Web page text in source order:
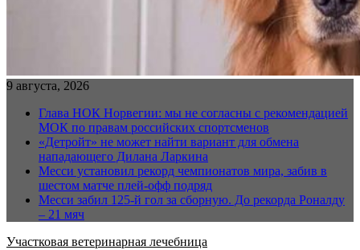
9 августа, 2026
Глава НОК Норвегии: мы не согласны с рекомендацией
МОК по правам российских спортсменов
«Детройт» не может найти вариант для обмена
нападающего Дилана Ларкина
Месси установил рекорд чемпионатов мира, забив в
шестом матче плей‑офф подряд
Месси забил 125-й гол за сборную. До рекорда Роналду
– 21 мяч
Участковая ветеринарная лечебница